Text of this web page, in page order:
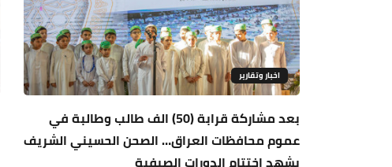
اخبار وتقارير
بعد مشاركة قرابة (50) الف طالب وطالبة في
عموم محافظات العراق… الصحن الحسيني الشريف